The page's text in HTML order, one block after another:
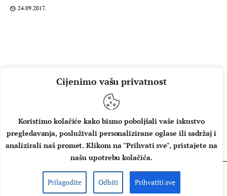
Cijenimo vašu privatnost
Koristimo kolačiće kako bismo poboljšali vaše iskustvo
pregledavanja, posluživali personalizirane oglase ili sadržaj i
analizirali naš promet. Klikom na "Prihvati sve", pristajete na
našu upotrebu kolačića.
Prilagodite Odbiti Prihvatiti sve
24.09.2017.
O NAMA IMPRESSUM UVJETI KORIŠTENJA
Copyright © 2026 Music Box - All rights reserved.